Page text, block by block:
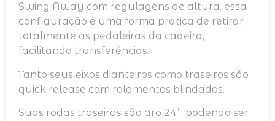
Swing Away com regulagens de altura, essa
configuração é uma forma prática de retirar
totalmente as pedaleiras da cadeira,
facilitando transferências.
Tanto seus eixos dianteiros como traseiros são
quick release com rolamentos blindados.
Suas rodas traseiras são aro 24’’, podendo ser